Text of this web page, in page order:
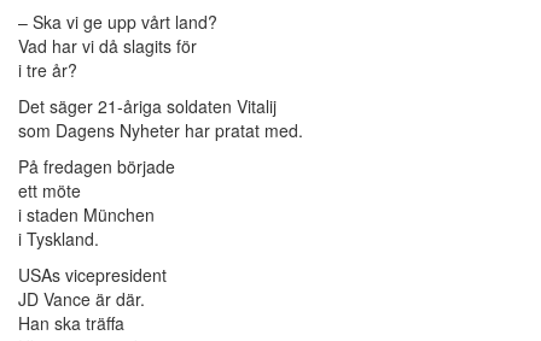
– Ska vi ge upp vårt land?
Vad har vi då slagits för
i tre år?
Det säger 21-åriga soldaten Vitalij
som Dagens Nyheter har pratat med.
På fredagen började
ett möte
i staden München
i Tyskland.
USAs vicepresident
JD Vance är där.
Han ska träffa